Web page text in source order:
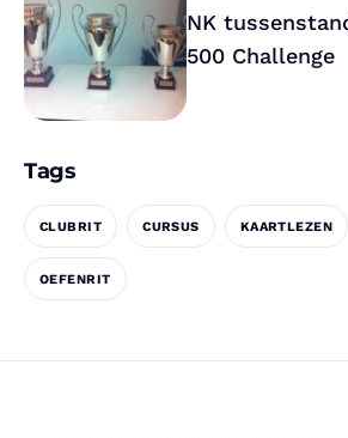
NK
500 Challenge
Tags
CLUBRIT CURSUS KAARTLEZEN
OEFENRIT